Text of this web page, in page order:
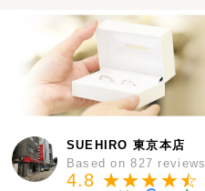
SUEHIRO 東京本店
Based on 827 reviews
4.8 ★★★★★
☆